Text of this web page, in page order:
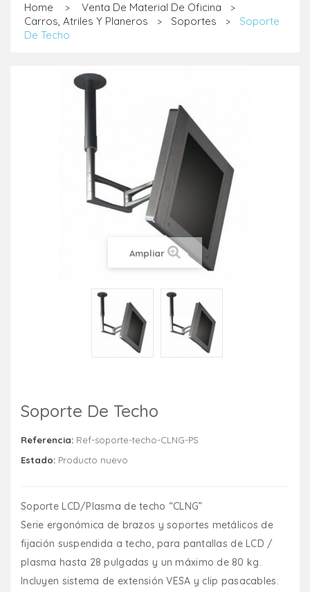
Home > Venta De Material De Oficina >
Carros, Atriles Y Planeros > Soportes >
Soporte
De Techo
Ampliar
Soporte De Techo
Referencia: Ref-soporte-techo-CLNG-PS
Estado: Producto nuevo
Soporte LCD/Plasma de techo “CLNG”
Serie ergonómica de brazos y soportes metálicos de
fijación suspendida a techo, para pantallas de LCD /
plasma hasta 28 pulgadas y un máximo de 80 kg.
Incluyen sistema de extensión VESA y clip pasacables.